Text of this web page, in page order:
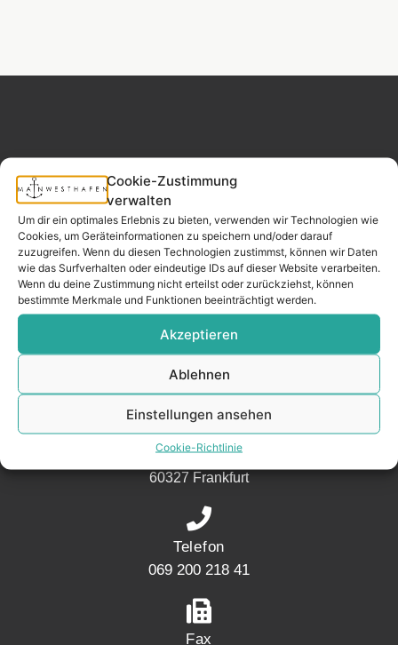
Cookie-Zustimmung
verwalten
Um dir ein optimales Erlebnis zu bieten, verwenden wir Technologien wie
Cookies, um Geräteinformationen zu speichern und/oder darauf
zuzugreifen. Wenn du diesen Technologien zustimmst, können wir Daten
wie das Surfverhalten oder eindeutige IDs auf dieser Website verarbeiten.
Wenn du deine Zustimmung nicht erteilst oder zurückziehst, können
bestimmte Merkmale und Funktionen beeinträchtigt werden.
Akzeptieren
Ablehnen
Einstellungen ansehen
Cookie-Richtlinie
MAINWESTHAFEN
IMMOBILIEN
Ihr Immobilienpartner
aus der
Nachbarschaft.
– seit 2017.
Widerrufsrecht
Adresse
Mainwesthafen Immobilien Speicherstraße 5
60327 Frankfurt
Telefon
069 200 218 41
Fax